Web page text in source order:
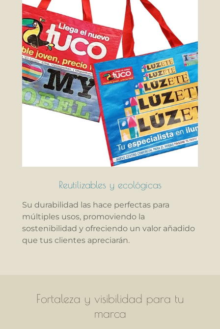
Reutilizables y ecológicas
Su durabilidad las hace perfectas para
múltiples usos, promoviendo la
sostenibilidad y ofreciendo un valor añadido
que tus clientes apreciarán.
Fortaleza y visibilidad para tu
marca